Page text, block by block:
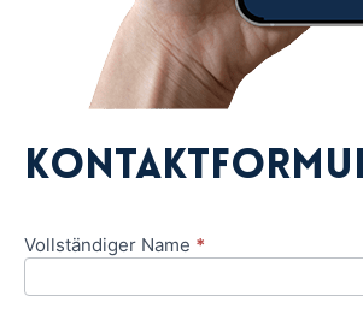
Anfrageformular
Vollständiger Name *